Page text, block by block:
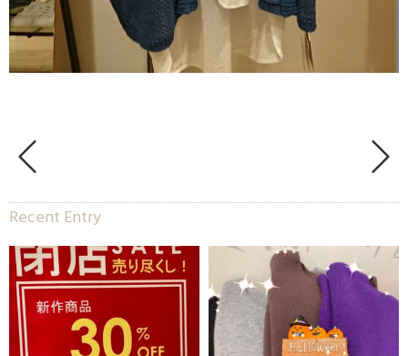
Recent Entry